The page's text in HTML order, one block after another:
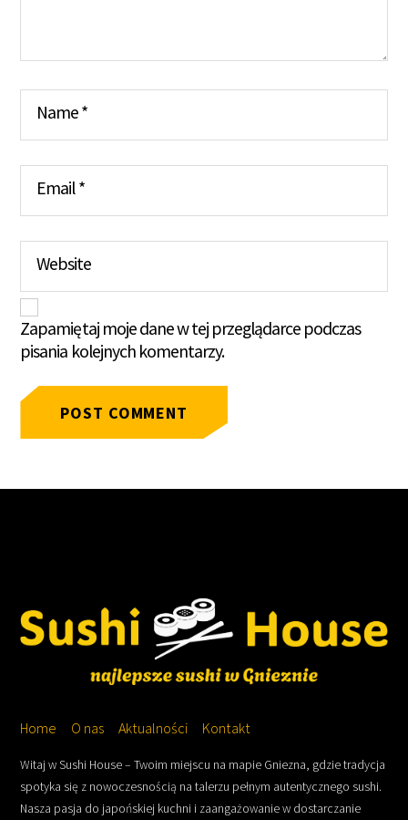
Name*
Email*
Website
Zapamiętaj moje dane w tej przeglądarce podczas
pisania kolejnych komentarzy.
Home O nas Aktualności Kontakt
Witaj w Sushi House – Twoim miejscu na mapie Gniezna, gdzie tradycja
spotyka się z nowoczesnością na talerzu pełnym autentycznego sushi.
Nasza pasja do japońskiej kuchni i zaangażowanie w dostarczanie